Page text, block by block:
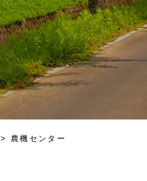
> 農機センター